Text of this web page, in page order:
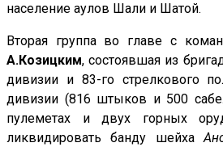
население аулов Шали и Шатой.
Вторая группа во главе с
А.Козицким, состоявшая из
дивизии и 83-го стрелкового
дивизии (816 штыков и 500
пулеметах и двух горных
ликвидировать банду шейха